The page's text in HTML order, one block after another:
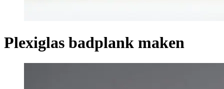
Plexiglas badplank maken